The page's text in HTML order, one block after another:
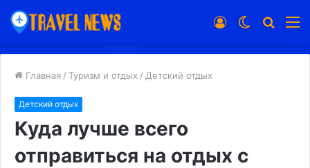
Switch
Войти
Главная / Туризм и отдых / Детский отдых
Детский отдых
Куда лучше всего
отправиться на отдых с